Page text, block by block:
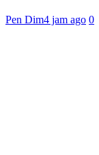
Pen Dim4 jam ago 0